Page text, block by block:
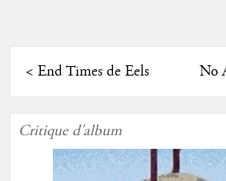
< End Times de Eels No
Critique d'album